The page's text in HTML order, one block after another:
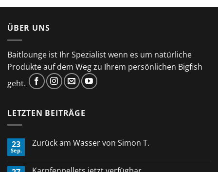
ÜBER UNS
Baitlounge ist Ihr Spezialist wenn es um natürliche
Produkte auf dem Weg zu Ihrem persönlichen Bigfish
geht.
LETZTEN BEITRÄGE
23
Sep.
Zurück am Wasser von Simon T.